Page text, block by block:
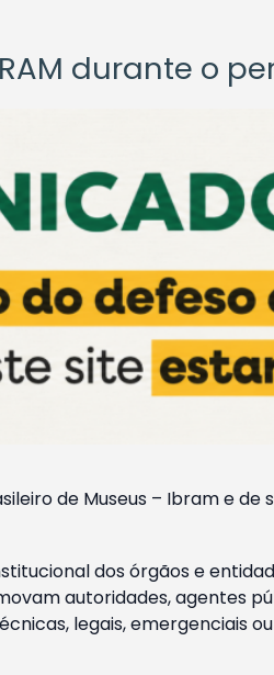
durante o
de Museus – Ibram e
dos órgãos e
autoridades, agentes
legais, emergenciais